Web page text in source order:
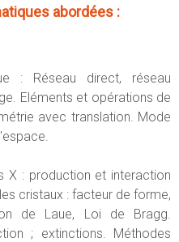
abordées :
: Réseau direct, réseau
Eléments et opérations de
avec translation. Mode
X : production et interaction
cristaux : facteur de forme,
de Laue, Loi de Bragg.
; extinctions. Méthodes